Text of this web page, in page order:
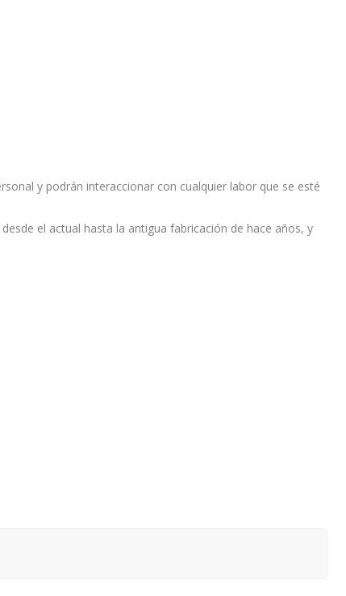
y podrán interaccionar con cualquier labor que se esté
el actual hasta la antigua fabricación de hace años, y